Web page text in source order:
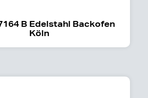
B Edelstahl Backofen
Köln